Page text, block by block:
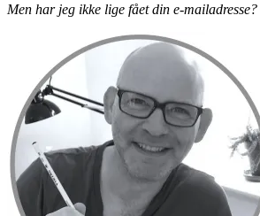
Men har jeg ikke lige fået din e-mailadresse?
Sidebar